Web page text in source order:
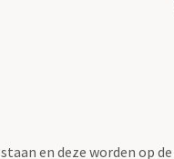
en deze worden op